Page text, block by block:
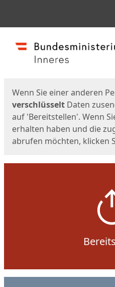
Start
Wenn Sie einer anderen
verschlüsselt Daten
auf 'Bereitstellen'. Wenn
erhalten haben und die
abrufen möchten, klicken